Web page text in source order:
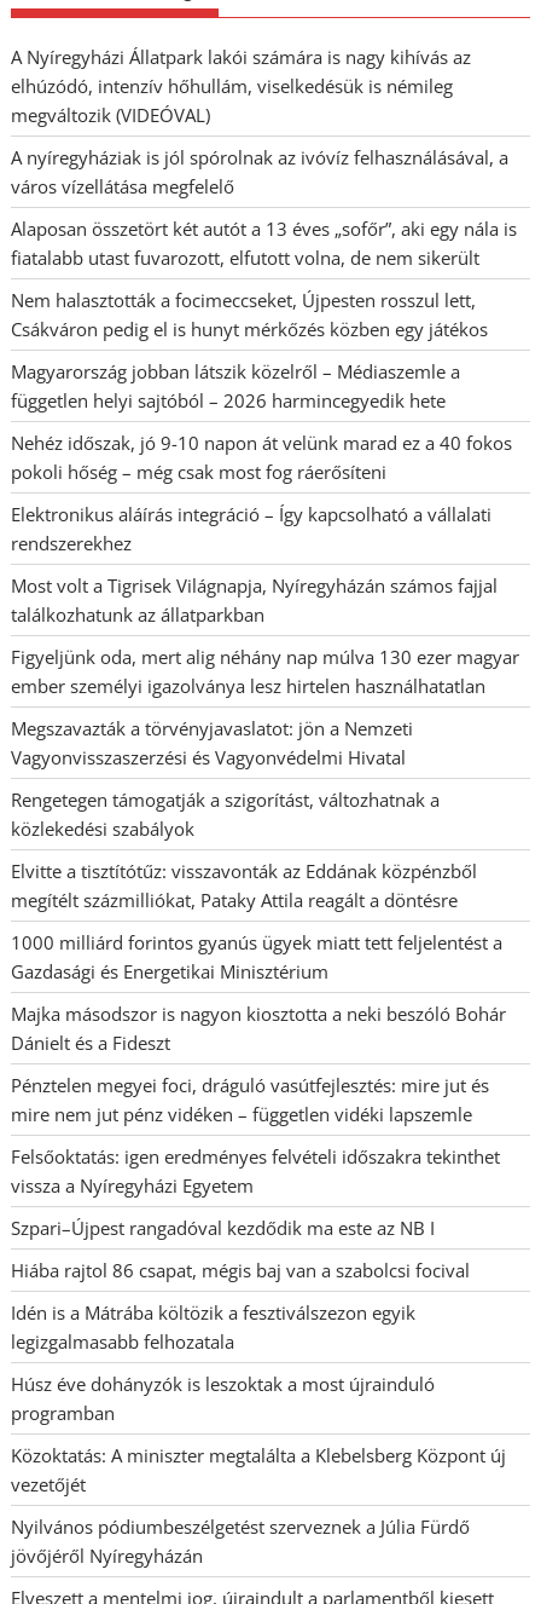
A Nyíregyházi Állatpark lakói számára is nagy kihívás az
elhúzódó, intenzív hőhullám, viselkedésük is némileg
megváltozik (VIDEÓVAL)
A nyíregyháziak is jól spórolnak az ivóvíz felhasználásával, a
város vízellátása megfelelő
Alaposan összetört két autót a 13 éves „sofőr”, aki egy nála is
fiatalabb utast fuvarozott, elfutott volna, de nem sikerült
Nem halasztották a focimeccseket, Újpesten rosszul lett,
Csákváron pedig el is hunyt mérkőzés közben egy játékos
Magyarország jobban látszik közelről – Médiaszemle a
független helyi sajtóból – 2026 harmincegyedik hete
Nehéz időszak, jó 9-10 napon át velünk marad ez a 40 fokos
pokoli hőség – még csak most fog ráerősíteni
Elektronikus aláírás integráció – Így kapcsolható a vállalati
rendszerekhez
Most volt a Tigrisek Világnapja, Nyíregyházán számos fajjal
találkozhatunk az állatparkban
Figyeljünk oda, mert alig néhány nap múlva 130 ezer magyar
ember személyi igazolványa lesz hirtelen használhatatlan
Megszavazták a törvényjavaslatot: jön a Nemzeti
Vagyonvisszaszerzési és Vagyonvédelmi Hivatal
Rengetegen támogatják a szigorítást, változhatnak a
közlekedési szabályok
Elvitte a tisztítótűz: visszavonták az Eddának közpénzből
megítélt százmilliókat, Pataky Attila reagált a döntésre
1000 milliárd forintos gyanús ügyek miatt tett feljelentést a
Gazdasági és Energetikai Minisztérium
Majka másodszor is nagyon kiosztotta a neki beszóló Bohár
Dánielt és a Fideszt
Pénztelen megyei foci, dráguló vasútfejlesztés: mire jut és
mire nem jut pénz vidéken – független vidéki lapszemle
Felsőoktatás: igen eredményes felvételi időszakra tekinthet
vissza a Nyíregyházi Egyetem
Szpari–Újpest rangadóval kezdődik ma este az NB I
Hiába rajtol 86 csapat, mégis baj van a szabolcsi focival
Idén is a Mátrába költözik a fesztiválszezon egyik
legizgalmasabb felhozatala
Húsz éve dohányzók is leszoktak a most újrainduló
programban
Közoktatás: A miniszter megtalálta a Klebelsberg Központ új
vezetőjét
Nyilvános pódiumbeszélgetést szerveznek a Júlia Fürdő
jövőjéről Nyíregyházán
Elveszett a mentelmi jog, újraindult a parlamentből kiesett